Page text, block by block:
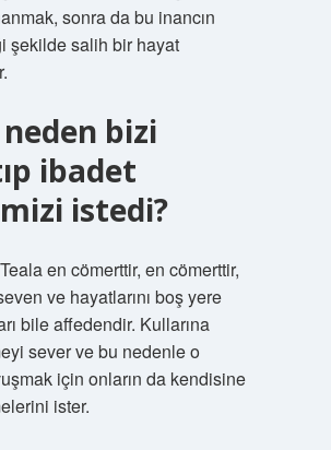
sonra da bu inancın
şekilde salih bir hayat
bizi
ibadet
istedi?
en cömerttir, en cömerttir,
ve hayatlarını boş yere
bile affedendir. Kullarına
sever ve bu nedenle o
için onların da kendisine
ister.